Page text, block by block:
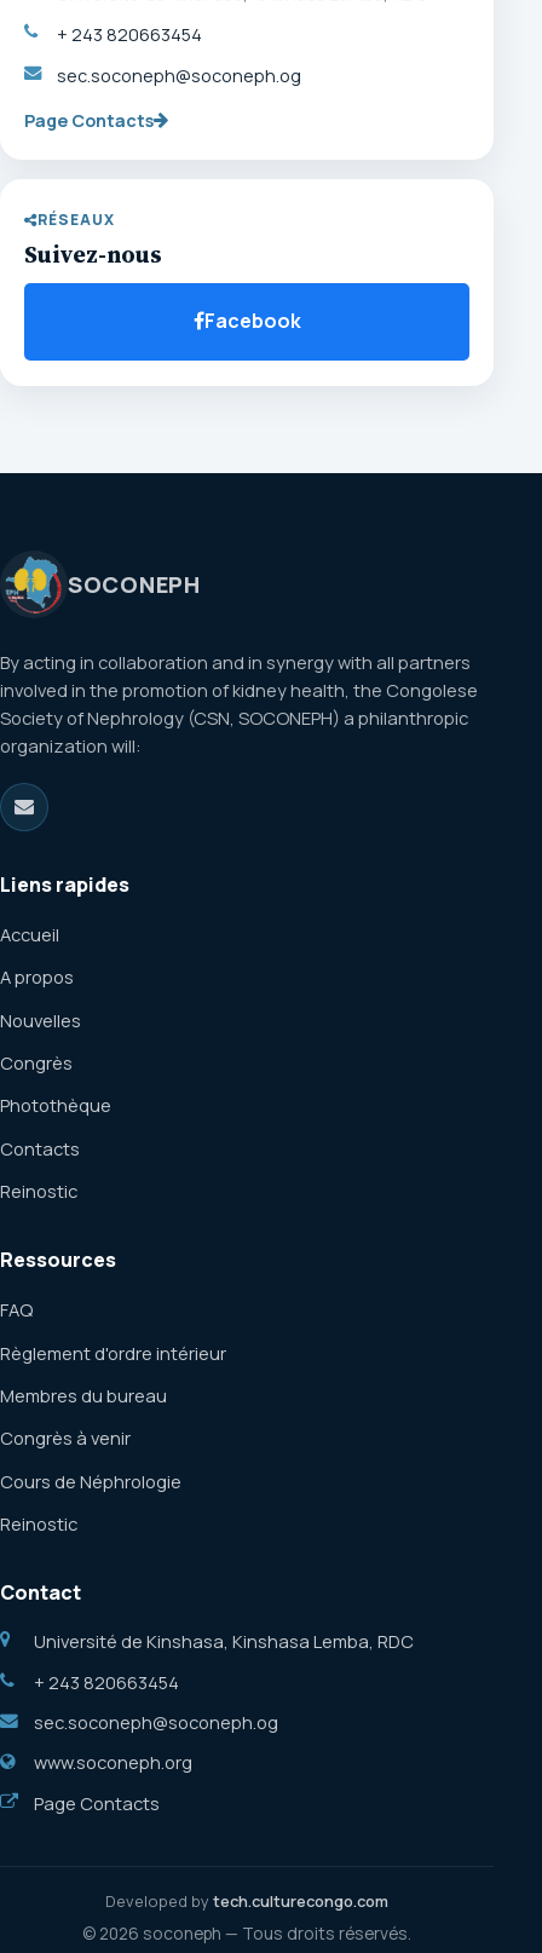
+ 243 820663454
sec.soconeph@soconeph.og
Page Contacts
RÉSEAUX
Suivez-nous
Facebook
SOCONEPH
By acting in collaboration and in synergy with all partners
involved in the promotion of kidney health, the Congolese
Society of Nephrology (CSN, SOCONEPH) a philanthropic
organization will:
Liens rapides
Accueil
A propos
Nouvelles
Congrès
Photothèque
Contacts
Reinostic
Ressources
FAQ
Règlement d'ordre intérieur
Membres du bureau
Congrès à venir
Cours de Néphrologie
Reinostic
Contact
Université de Kinshasa, Kinshasa Lemba, RDC
+ 243 820663454
sec.soconeph@soconeph.og
www.soconeph.org
Page Contacts
Developed by tech.culturecongo.com
© 2026 soconeph — Tous droits réservés.